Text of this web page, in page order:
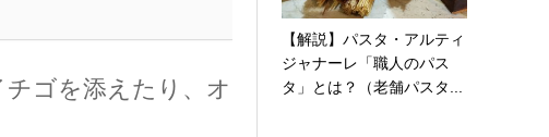
ゴを添えたり、オ
【解説】パスタ・アルティ
ジャナーレ「職人のパス
タ」とは？（老舗パスタ...